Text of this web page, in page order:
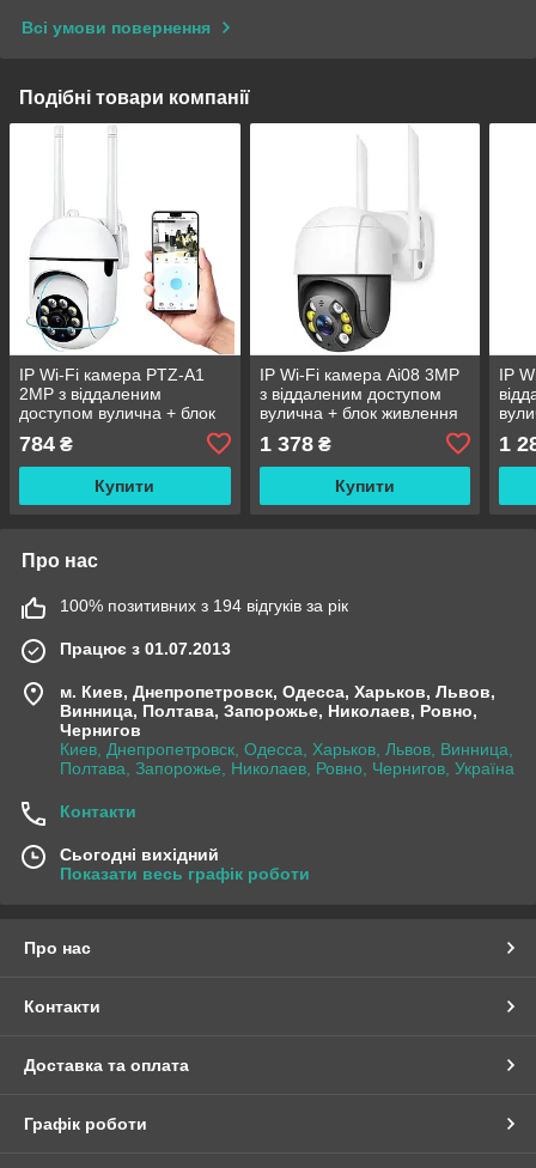
Всі умови повернення
Подібні товари компанії
IP Wi-Fi камера PTZ-A1
2MP з віддаленим
доступом вулична + блок
784 ₴
Купити
IP Wi-Fi камера Ai08 3MP
з віддаленим доступом
вулична + блок живлення
1 378₴
Купити
IP
1
Про нас
100% позитивних з 194 відгуків за рік
Працює з 01.07.2013
м. Киев, Днепропетровск, Одесса, Харьков, Львов,
Винница, Полтава, Запорожье, Николаев, Ровно,
Чернигов
Киев, Днепропетровск, Одесса, Харьков, Львов, Винница,
Полтава, Запорожье, Николаев, Ровно, Чернигов, Україна
Контакти
Сьогодні вихідний
Показати весь графік роботи
Про нас
Контакти
Доставка та оплата
Графік роботи